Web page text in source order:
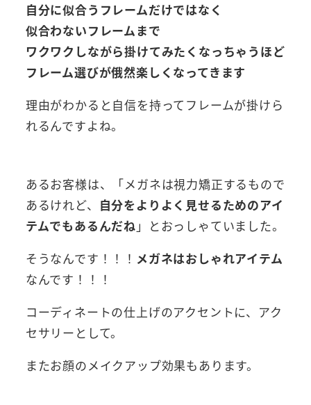
自分に似合うフレームだけではなく
似合わないフレームまで
ワクワクしながら掛けてみたくなっちゃうほど
フレーム選びが俄然楽しくなってきます
理由がわかると自信を持ってフレームが掛けら
れるんですよね。
あるお客様は、「メガネは視力矯正するもので
あるけれど、 自分をよりよく見せるためのアイ
テムでもあるんだね 」とおっしゃていました。
そうなんです！！！ メガネはおしゃれアイテム
なんです！！！
コーディネートの仕上げのアクセントに、アク
セサリーとして。
またお顔のメイクアップ効果もあります。